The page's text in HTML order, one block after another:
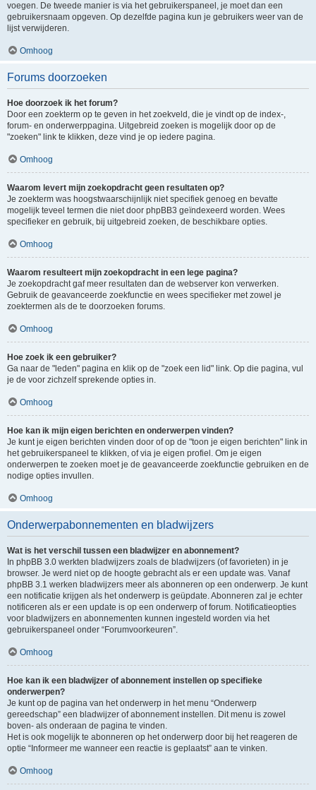
voegen. De tweede manier is via het gebruikerspaneel, je moet dan een
gebruikersnaam opgeven. Op dezelfde pagina kun je gebruikers weer van de
lijst verwijderen.
Omhoog
Forums doorzoeken
Hoe doorzoek ik het forum?
Door een zoekterm op te geven in het zoekveld, die je vindt op de index-,
forum- en onderwerppagina. Uitgebreid zoeken is mogelijk door op de
"zoeken" link te klikken, deze vind je op iedere pagina.
Omhoog
Waarom levert mijn zoekopdracht geen resultaten op?
Je zoekterm was hoogstwaarschijnlijk niet specifiek genoeg en bevatte
mogelijk teveel termen die niet door phpBB3 geïndexeerd worden. Wees
specifieker en gebruik, bij uitgebreid zoeken, de beschikbare opties.
Omhoog
Waarom resulteert mijn zoekopdracht in een lege pagina?
Je zoekopdracht gaf meer resultaten dan de webserver kon verwerken.
Gebruik de geavanceerde zoekfunctie en wees specifieker met zowel je
zoektermen als de te doorzoeken forums.
Omhoog
Hoe zoek ik een gebruiker?
Ga naar de "leden" pagina en klik op de "zoek een lid" link. Op die pagina, vul
je de voor zichzelf sprekende opties in.
Omhoog
Hoe kan ik mijn eigen berichten en onderwerpen vinden?
Je kunt je eigen berichten vinden door of op de "toon je eigen berichten" link in
het gebruikerspaneel te klikken, of via je eigen profiel. Om je eigen
onderwerpen te zoeken moet je de geavanceerde zoekfunctie gebruiken en de
nodige opties invullen.
Omhoog
Onderwerpabonnementen en bladwijzers
Wat is het verschil tussen een bladwijzer en abonnement?
In phpBB 3.0 werkten bladwijzers zoals de bladwijzers (of favorieten) in je
browser. Je werd niet op de hoogte gebracht als er een update was. Vanaf
phpBB 3.1 werken bladwijzers meer als abonneren op een onderwerp. Je kunt
een notificatie krijgen als het onderwerp is geüpdate. Abonneren zal je echter
notificeren als er een update is op een onderwerp of forum. Notificatieopties
voor bladwijzers en abonnementen kunnen ingesteld worden via het
gebruikerspaneel onder “Forumvoorkeuren”.
Omhoog
Hoe kan ik een bladwijzer of abonnement instellen op specifieke
onderwerpen?
Je kunt op de pagina van het onderwerp in het menu “Onderwerp
gereedschap” een bladwijzer of abonnement instellen. Dit menu is zowel
boven- als onderaan de pagina te vinden.
Het is ook mogelijk te abonneren op het onderwerp door bij het reageren de
optie “Informeer me wanneer een reactie is geplaatst” aan te vinken.
Omhoog